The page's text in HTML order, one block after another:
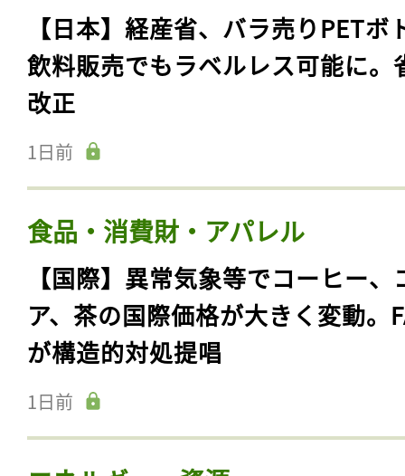
【日本】経産省、バラ売りPETボ
飲料販売でもラベルレス可能に。
改正
1日前
食品・消費財・アパレル
【国際】異常気象等でコーヒー、
ア、茶の国際価格が大きく変動。
が構造的対処提唱
1日前